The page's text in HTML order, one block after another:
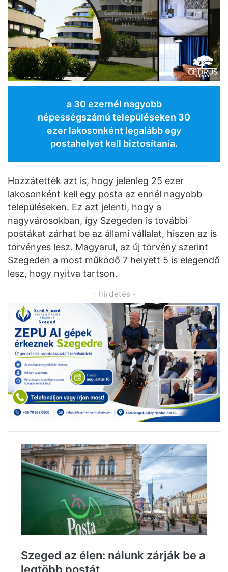
a 30 ezernél nagyobb
népességszámú településeken 30
ezer lakosonként legalább egy
postahelyet kell biztosítania.
Hozzátették azt is, hogy jelenleg 25 ezer
lakosonként kell egy posta az ennél nagyobb
településeken. Ez azt jelenti, hogy a
nagyvárosokban, így Szegeden is további
postákat zárhat be az állami vállalat, hiszen az is
törvényes lesz. Magyarul, az új törvény szerint
Szegeden a most működő 7 helyett 5 is elegendő
lesz, hogy nyitva tartson.
- Hirdetés -